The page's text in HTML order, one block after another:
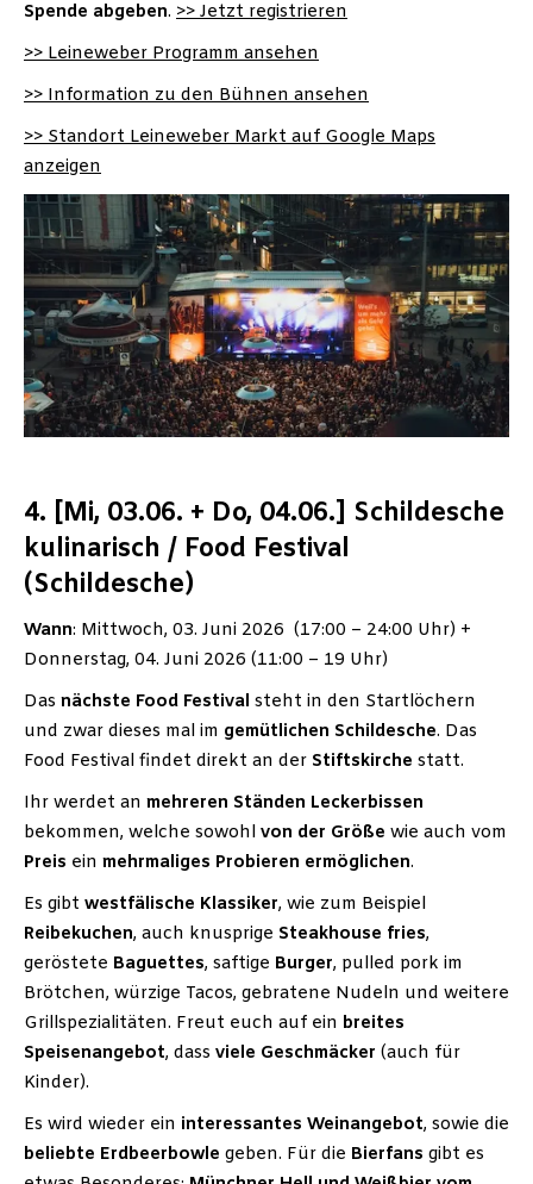
Spende abgeben. >> Jetzt registrieren
>> Leineweber Programm ansehen
>> Information zu den Bühnen ansehen
>> Standort Leineweber Markt auf Google Maps
anzeigen
4. [Mi, 03.06. + Do, 04.06.] Schildesche
kulinarisch / Food Festival
(Schildesche)
Wann: Mittwoch, 03. Juni 2026 (17:00 – 24:00 Uhr) +
Donnerstag, 04. Juni 2026 (11:00 – 19 Uhr)
Das nächste Food Festival steht in den Startlöchern
und zwar dieses mal im gemütlichen Schildesche. Das
Food Festival findet direkt an der Stiftskirche statt.
Ihr werdet an mehreren Ständen Leckerbissen
bekommen, welche sowohl von der Größe wie auch vom
Preis ein mehrmaliges Probieren ermöglichen.
Es gibt westfälische Klassiker, wie zum Beispiel
Reibekuchen, auch knusprige Steakhouse fries,
geröstete Baguettes, saftige Burger, pulled pork im
Brötchen, würzige Tacos, gebratene Nudeln und weitere
Grillspezialitäten. Freut euch auf ein breites
Speisenangebot, dass viele Geschmäcker (auch für
Kinder).
Es wird wieder ein interessantes Weinangebot, sowie die
beliebte Erdbeerbowle geben. Für die Bierfans gibt es